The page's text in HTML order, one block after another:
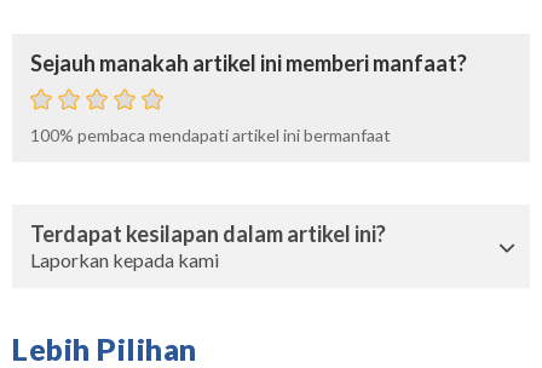
Sejauh manakah artikel ini memberi manfaat?
100% pembaca mendapati artikel ini bermanfaat
Terdapat kesilapan dalam artikel ini?
Laporkan kepada kami
Lebih Pilihan